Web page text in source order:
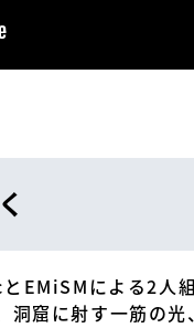
EMiSMによる2人
窟に射す一筋の